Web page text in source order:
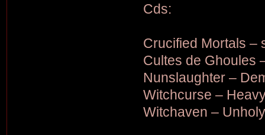
Cds:
Crucified Mortals –
Cultes de Ghoules
Nunslaughter –
Witchcurse –
Witchaven –